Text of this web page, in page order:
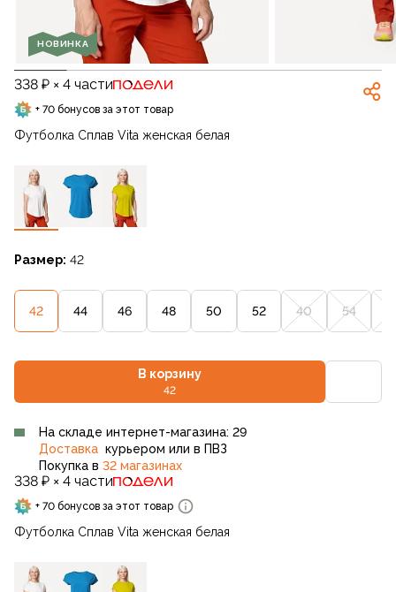
НОВИНКА
338 ₽ × 4 части
+ 70 бонусов за этот товар
Футболка Сплав Vita женская белая
Размер: 42
42 44 46 48 50 52 40 54
В корзину
42
На складе интернет-магазина: 29
Доставка курьером или в ПВЗ
Покупка в 32 магазинах
338 ₽ × 4 части
+ 70 бонусов за этот товар
Футболка Сплав Vita женская белая